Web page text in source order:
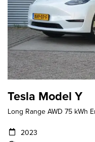
Tesla Model Y
Long Range AWD 75 kWh
2023